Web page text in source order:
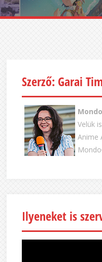
Szerző: Garai
Velük
Anime
Ilyeneket is